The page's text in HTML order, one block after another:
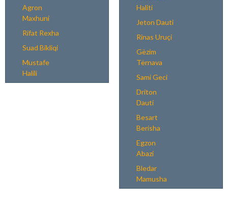
Agron
Maxhuni
Rifat Rexha
Suad Bikliqi
Mustafe
Halili
Haliti
Jeton Dauti
Rinas Uruçi
Gëzim
Tërnava
Sami Geci
Driton
Dauti
Besart
Berisha
Egzon
Abazi
Bledar
Mamusha